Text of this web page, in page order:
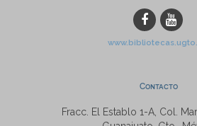
Contacto
Fracc. El Establo 1-A, Col.